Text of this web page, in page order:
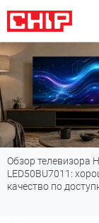
Обзор телевизора
LED50BU7011:
качество по